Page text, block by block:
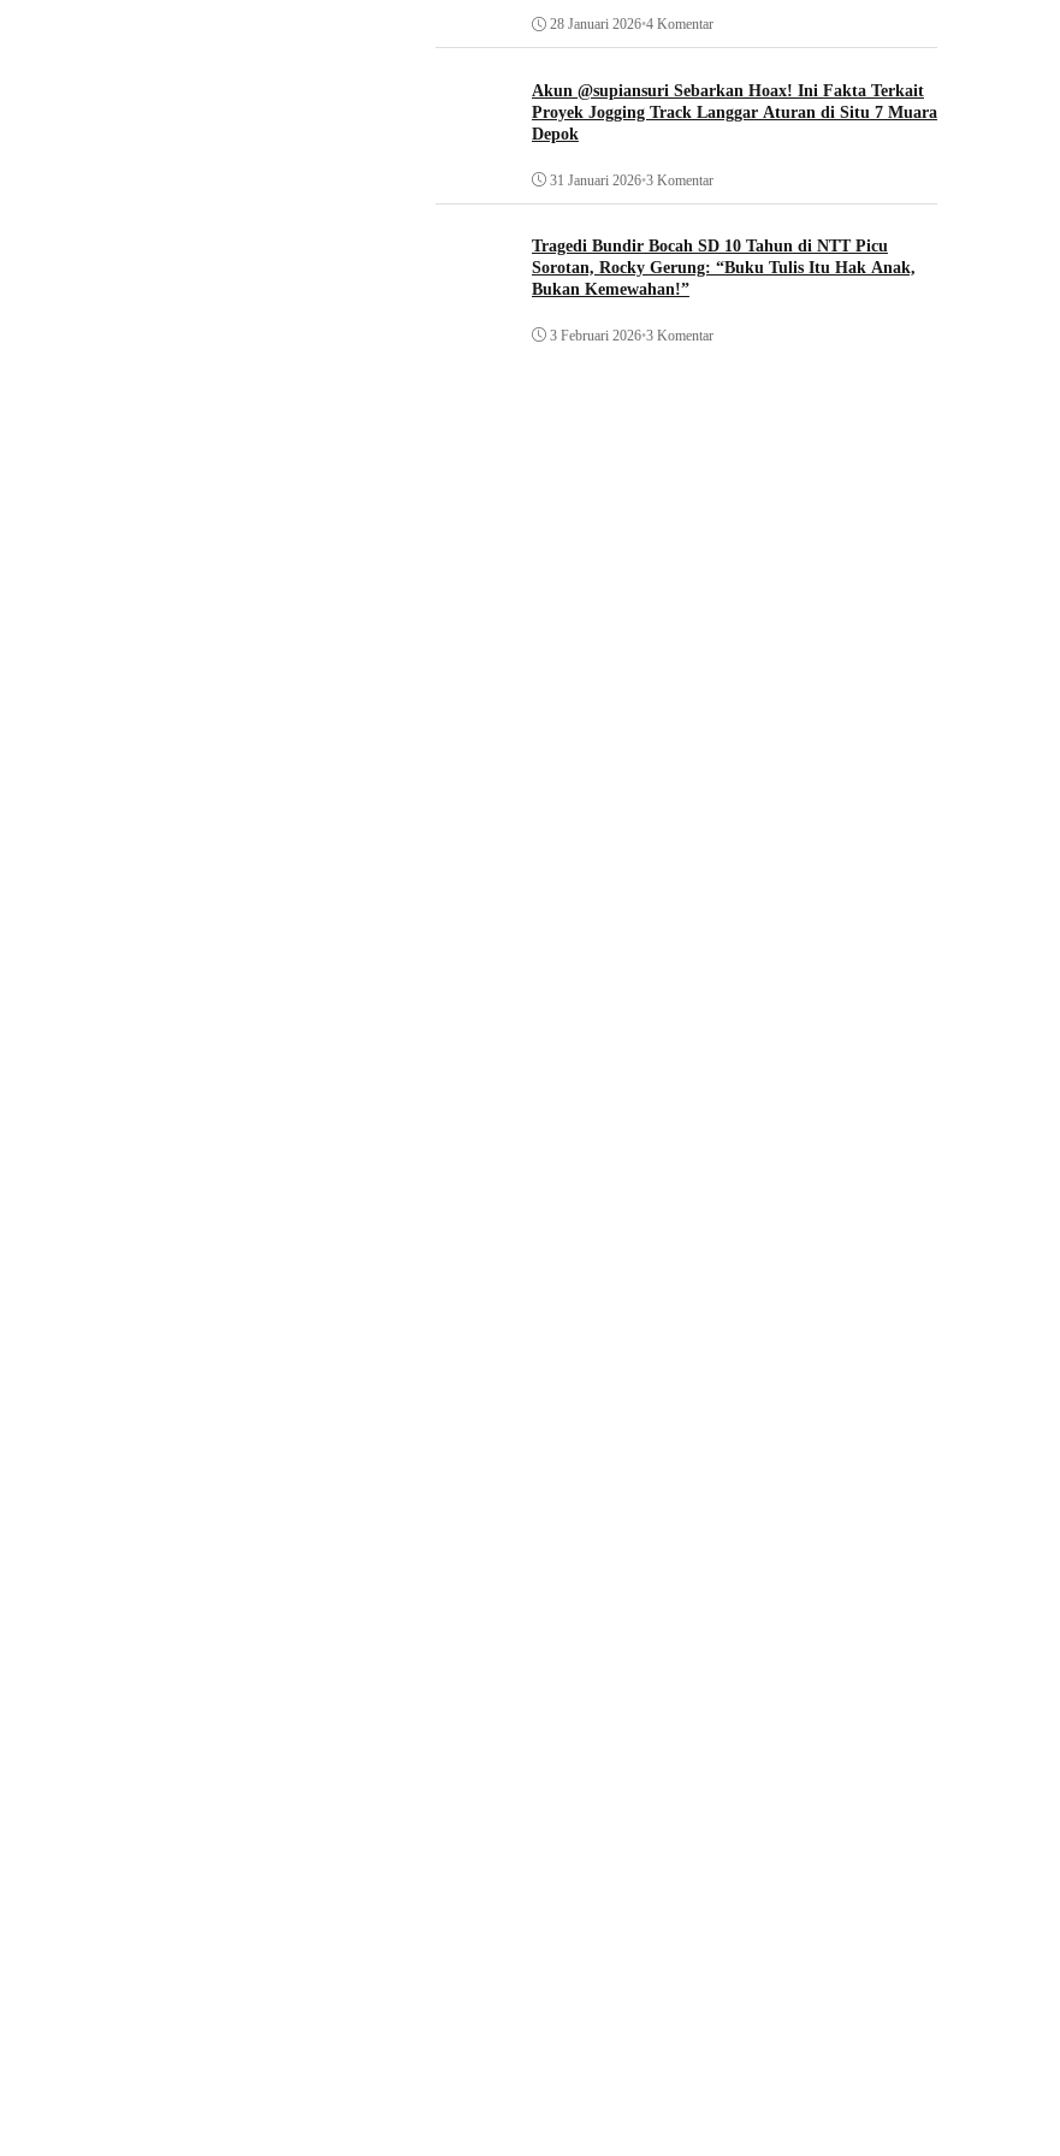
28 Januari 2026•4 Komentar
Akun @supiansuri Sebarkan Hoax! Ini Fakta Terkait
Proyek Jogging Track Langgar Aturan di Situ 7 Muara
Depok
31 Januari 2026•3 Komentar
Tragedi Bundir Bocah SD 10 Tahun di NTT Picu
Sorotan, Rocky Gerung: “Buku Tulis Itu Hak Anak,
Bukan Kemewahan!”
3 Februari 2026•3 Komentar